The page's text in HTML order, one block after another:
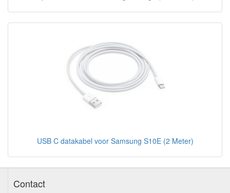
USB C datakabel voor Samsung S10E (2 Meter)
Contact